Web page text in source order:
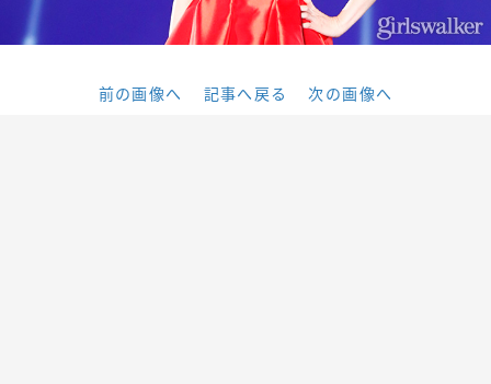
前の画像へ 記事へ戻る 次の画像へ